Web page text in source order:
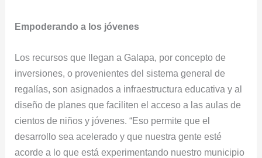
Empoderando a los jóvenes
Los recursos que llegan a Galapa, por concepto de
inversiones, o provenientes del sistema general de
regalías, son asignados a infraestructura educativa y al
diseño de planes que faciliten el acceso a las aulas de
cientos de niños y jóvenes. “Eso permite que el
desarrollo sea acelerado y que nuestra gente esté
acorde a lo que está experimentando nuestro municipio